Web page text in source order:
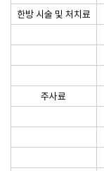
한방 시술 및 처치료
주사료